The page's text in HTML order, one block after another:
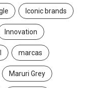
Iconic brands
Innovation
marcas
Maruri Grey